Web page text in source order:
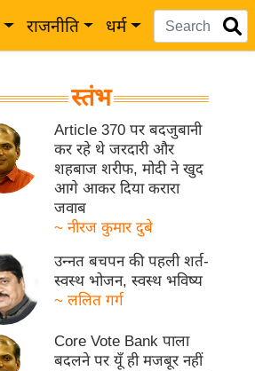
राजनीति धर्म
स्तंभ
Article 370 पर बदजुबानी
कर रहे थे जरदारी और
शहबाज शरीफ, मोदी ने खुद
आगे आकर दिया करारा
जवाब
~ नीरज कुमार दुबे
उन्नत बचपन की पहली शर्त-
स्वस्थ भोजन, स्वस्थ भविष्य
~ ललित गर्ग
Core Vote Bank पाला
बदलने पर यूँ ही मजबूर नहीं